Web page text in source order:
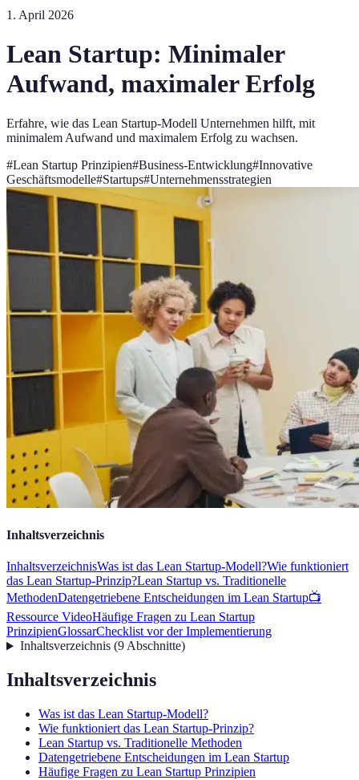
1. April 2026
Lean Startup: Minimaler
Aufwand, maximaler Erfolg
Erfahre, wie das Lean Startup-Modell Unternehmen hilft, mit
minimalem Aufwand und maximalem Erfolg zu wachsen.
#Lean Startup Prinzipien#Business-Entwicklung#Innovative
Geschäftsmodelle#Startups#Unternehmensstrategien
Inhaltsverzeichnis
InhaltsverzeichnisWas ist das Lean Startup-Modell?Wie funktioniert
das Lean Startup-Prinzip?Lean Startup vs. Traditionelle
MethodenDatengetriebene Entscheidungen im Lean Startup📺
Ressource VideoHäufige Fragen zu Lean Startup
PrinzipienGlossarChecklist vor der Implementierung
Inhaltsverzeichnis(9Abschnitte)
Inhaltsverzeichnis
Was ist das Lean Startup-Modell?
Wie funktioniert das Lean Startup-Prinzip?
Lean Startup vs. Traditionelle Methoden
Datengetriebene Entscheidungen im Lean Startup
Häufige Fragen zu Lean Startup Prinzipien